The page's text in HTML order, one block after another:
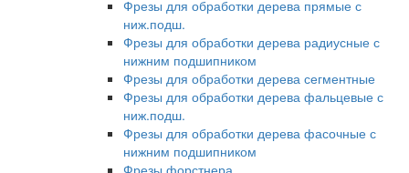
Фрезы для обработки дерева прямые с
ниж.подш.
Фрезы для обработки дерева радиусные с
нижним подшипником
Фрезы для обработки дерева сегментные
Фрезы для обработки дерева фальцевые с
ниж.подш.
Фрезы для обработки дерева фасочные с
нижним подшипником
Фрезы форстнера